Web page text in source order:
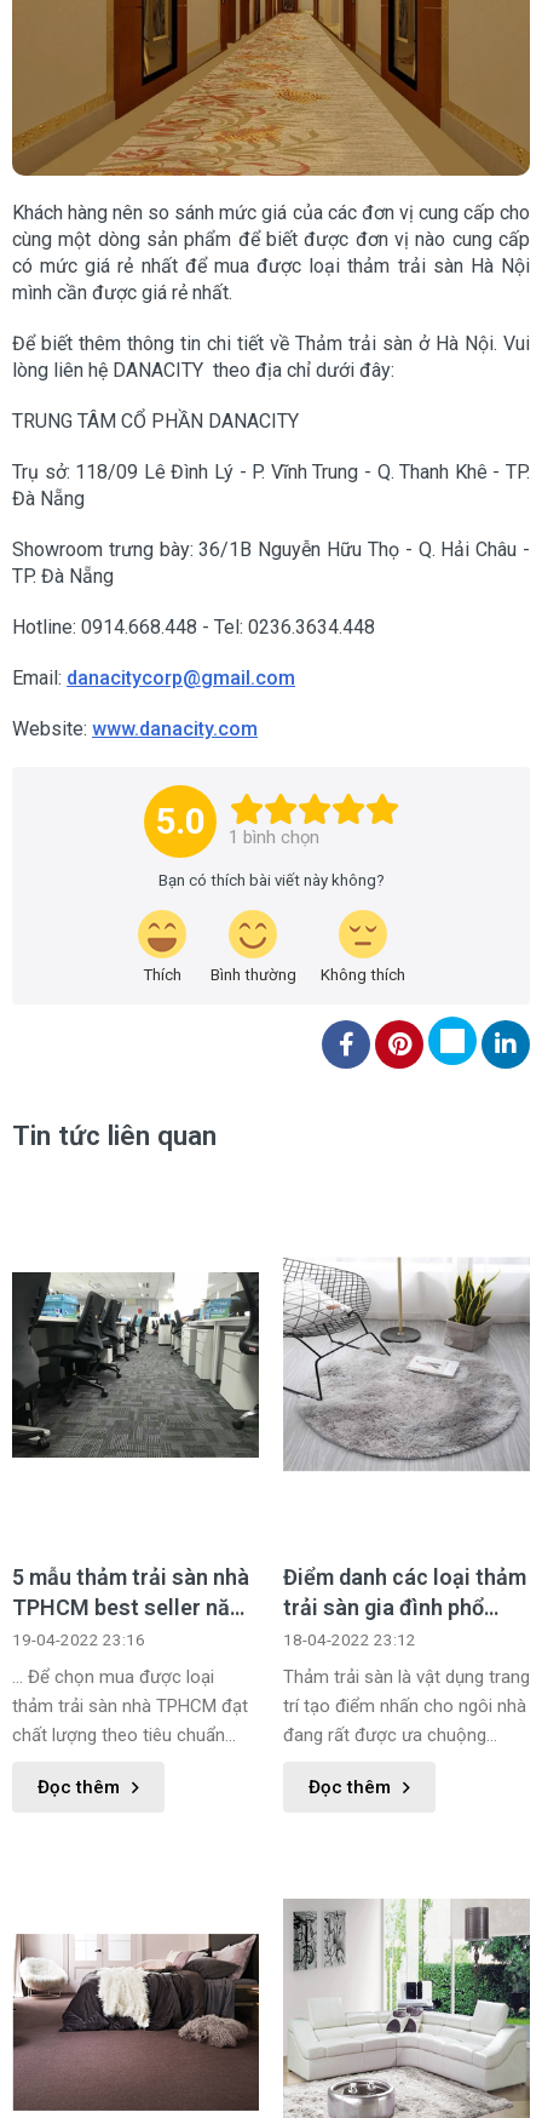
Khách hàng nên so sánh mức giá của các đơn vị cung cấp cho
cùng một dòng sản phẩm để biết được đơn vị nào cung cấp
có mức giá rẻ nhất để mua được loại thảm trải sàn Hà Nội
mình cần được giá rẻ nhất.
Để biết thêm thông tin chi tiết về Thảm trải sàn ở Hà Nội. Vui
lòng liên hệ DANACITY theo địa chỉ dưới đây:
TRUNG TÂM CỔ PHẦN DANACITY
Trụ sở: 118/09 Lê Đình Lý - P. Vĩnh Trung - Q. Thanh Khê - TP.
Đà Nẵng
Showroom trưng bày: 36/1B Nguyễn Hữu Thọ - Q. Hải Châu -
TP. Đà Nẵng
Hotline: 0914.668.448 - Tel: 0236.3634.448
Email: danacitycorp@gmail.com
Website: www.danacity.com
5.0 1 bình chọn
Bạn có thích bài viết này không?
Thích Bình thường Không thích
Tin tức liên quan
5 mẫu thảm trải sàn nhà
TPHCM best seller năm
2022
19-04-2022 23:16
… Để chọn mua được loại
thảm trải sàn nhà TPHCM đạt
chất lượng theo tiêu chuẩn
lắp đặt cho phòng khách,
Đọc thêm
Điểm danh các loại thảm
trải sàn gia đình phổ
biến nhất hiện nay
18-04-2022 23:12
Thảm trải sàn là vật dụng trang
trí tạo điểm nhấn cho ngôi nhà
đang rất được ưa chuộng
cạnh đó không chỉ mang tính
Đọc thêm